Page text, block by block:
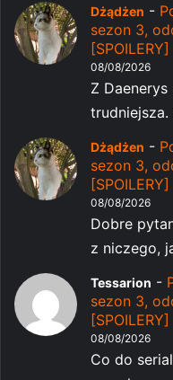
Dżądżen -
sezon 3,
[SPOILERY]
08/08/2026
Z
trudniejsza.
Dżądżen -
sezon 3,
[SPOILERY]
08/08/2026
Dobre
z niczego,
Tessarion -
sezon 3,
[SPOILERY]
08/08/2026
Co do